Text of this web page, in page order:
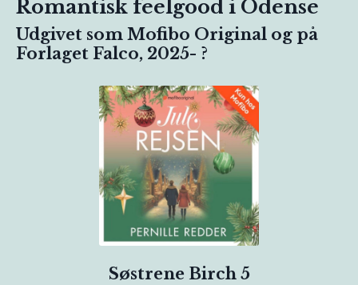
Romantisk feelgood i Odense
Udgivet som Mofibo Original og på
Forlaget Falco, 2025- ?
Søstrene Birch 5